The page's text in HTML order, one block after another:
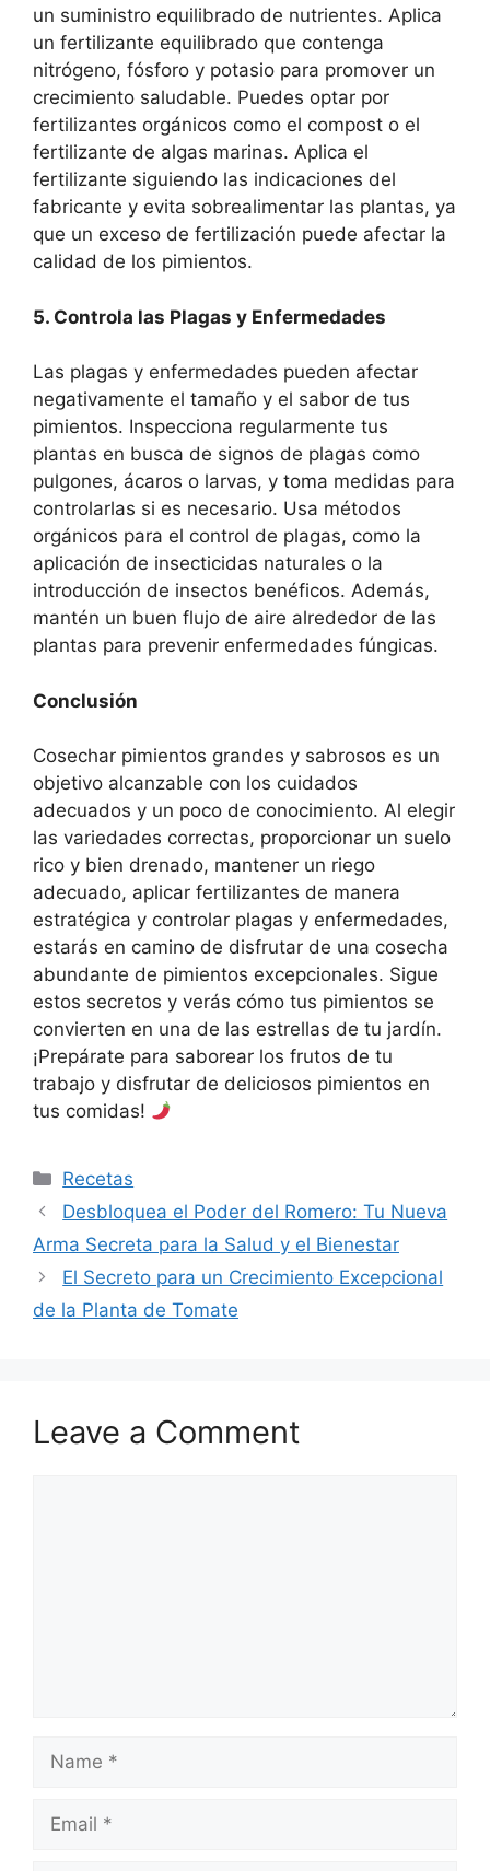
un suministro equilibrado de nutrientes. Aplica
un fertilizante equilibrado que contenga
nitrógeno, fósforo y potasio para promover un
crecimiento saludable. Puedes optar por
fertilizantes orgánicos como el compost o el
fertilizante de algas marinas. Aplica el
fertilizante siguiendo las indicaciones del
fabricante y evita sobrealimentar las plantas, ya
que un exceso de fertilización puede afectar la
calidad de los pimientos.
5. Controla las Plagas y Enfermedades
Las plagas y enfermedades pueden afectar
negativamente el tamaño y el sabor de tus
pimientos. Inspecciona regularmente tus
plantas en busca de signos de plagas como
pulgones, ácaros o larvas, y toma medidas para
controlarlas si es necesario. Usa métodos
orgánicos para el control de plagas, como la
aplicación de insecticidas naturales o la
introducción de insectos benéficos. Además,
mantén un buen flujo de aire alrededor de las
plantas para prevenir enfermedades fúngicas.
Conclusión
Cosechar pimientos grandes y sabrosos es un
objetivo alcanzable con los cuidados
adecuados y un poco de conocimiento. Al elegir
las variedades correctas, proporcionar un suelo
rico y bien drenado, mantener un riego
adecuado, aplicar fertilizantes de manera
estratégica y controlar plagas y enfermedades,
estarás en camino de disfrutar de una cosecha
abundante de pimientos excepcionales. Sigue
estos secretos y verás cómo tus pimientos se
convierten en una de las estrellas de tu jardín.
¡Prepárate para saborear los frutos de tu
trabajo y disfrutar de deliciosos pimientos en
tus comidas!
Categories
Recetas
Desbloquea el Poder del Romero: Tu Nueva
Arma Secreta para la Salud y el Bienestar
El Secreto para un Crecimiento Excepcional
de la Planta de Tomate
Leave a Comment
Name
Email